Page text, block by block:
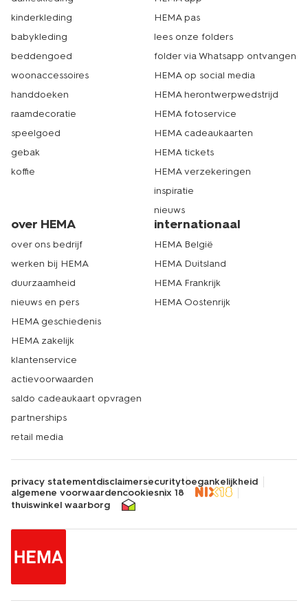
kinderkleding
babykleding
beddengoed
woonaccessoires
handdoeken
raamdecoratie
speelgoed
gebak
koffie
HEMA pas
lees onze folders
folder via Whatsapp ontvangen
HEMA op social media
HEMA herontwerpwedstrijd
HEMA fotoservice
HEMA cadeaukaarten
HEMA tickets
HEMA verzekeringen
inspiratie
nieuws
over HEMA
over ons bedrijf
werken bij HEMA
duurzaamheid
nieuws en pers
HEMA geschiedenis
HEMA zakelijk
klantenservice
actievoorwaarden
saldo cadeaukaart opvragen
partnerships
retail media
internationaal
HEMA België
HEMA Duitsland
HEMA Frankrijk
HEMA Oostenrijk
privacy statementdisclaimersecuritytoegankelijkheid
algemene voorwaardencookiesnix 18
thuiswinkel waarborg